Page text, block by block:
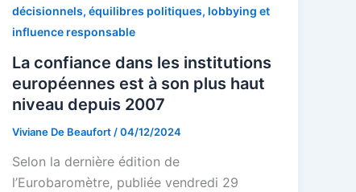
décisionnels, équilibres politiques, lobbying et
influence responsable
La confiance dans les institutions
européennes est à son plus haut
niveau depuis 2007
Viviane De Beaufort /04/12/2024
Selon la dernière édition de
l’Eurobaromètre, publiée vendredi 29